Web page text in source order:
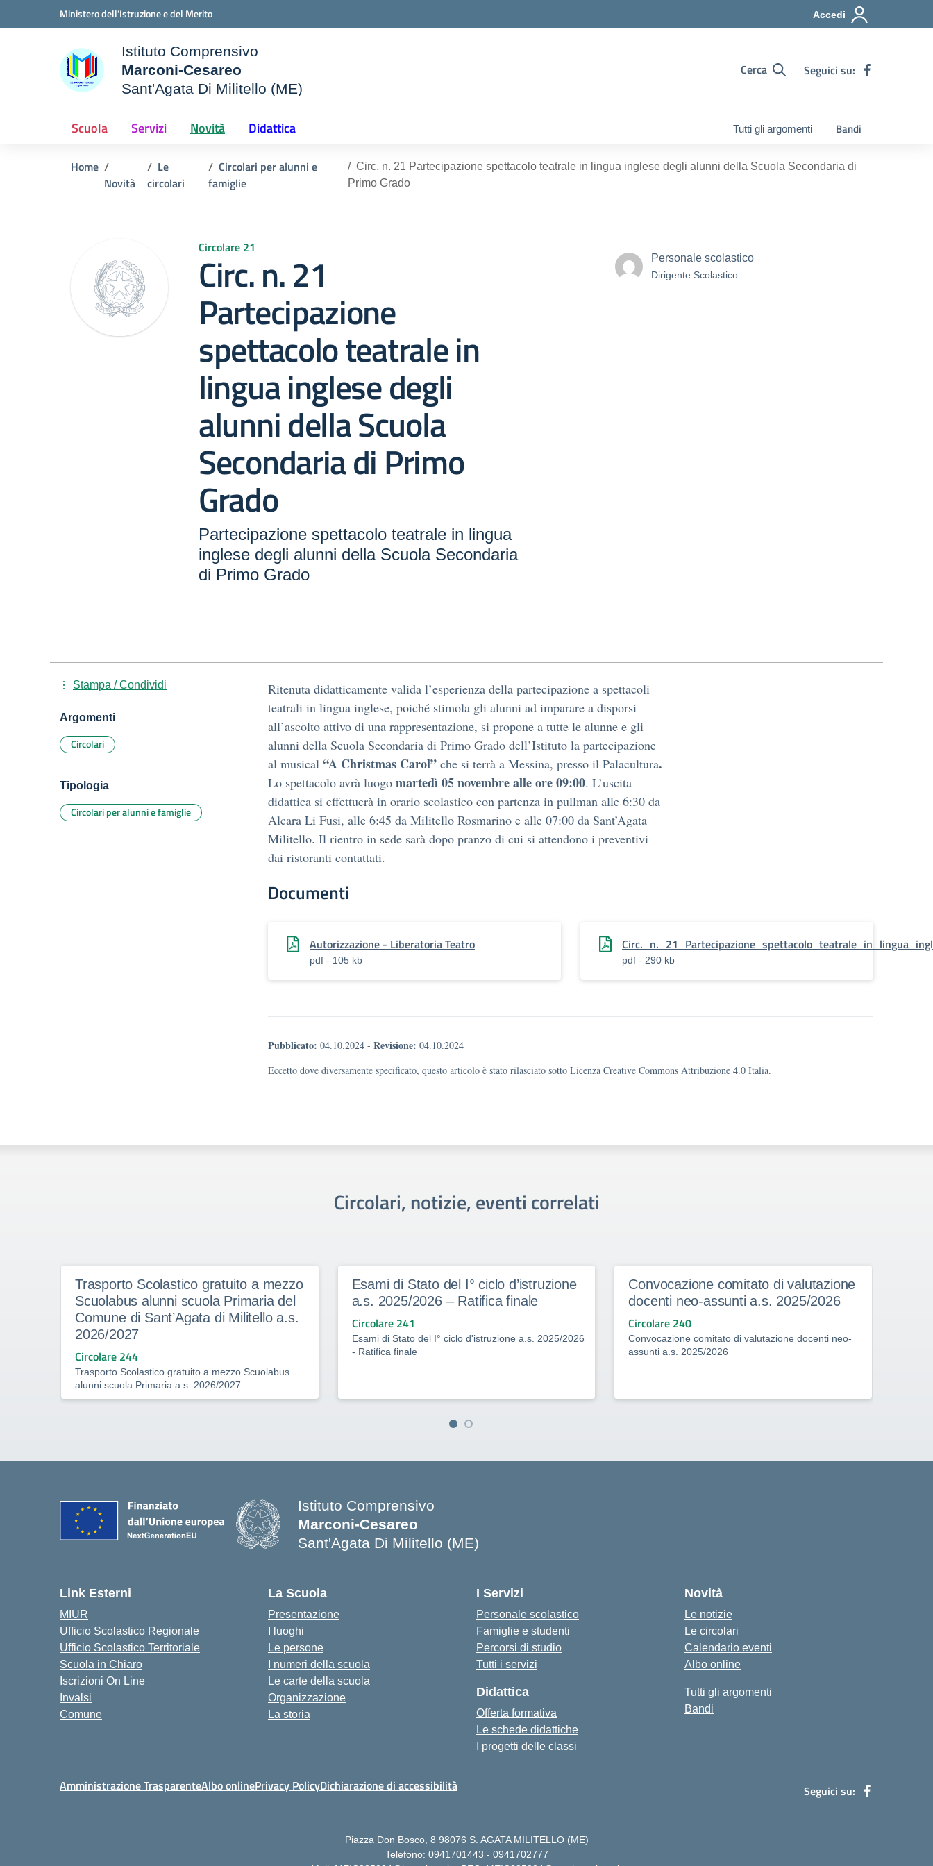
Ministero dell'Istruzione e del Merito Accedi
della scuola
Istituto Comprensivo
Marconi-Cesareo
Sant'Agata Di Militello (ME)
Cerca Seguici su:
Scuola Servizi Novità Didattica Tutti gli argomenti Bandi
Home
Novità
Le
circolari
Circolari per alunni e
famiglie
Circ. n. 21 Partecipazione spettacolo teatrale in lingua inglese degli alunni della Scuola Secondaria di
Primo Grado
Circolare 21
Circ. n. 21
Partecipazione
spettacolo teatrale in
lingua inglese degli
alunni della Scuola
Secondaria di Primo
Grado
Partecipazione spettacolo teatrale in lingua
inglese degli alunni della Scuola Secondaria
di Primo Grado
Personale scolastico
Dirigente Scolastico
Ritenuta didatticamente valida l’esperienza della partecipazione a spettacoli
teatrali in lingua inglese, poiché stimola gli alunni ad imparare a disporsi
all’ascolto attivo di una rappresentazione, si propone a tutte le alunne e gli
alunni della Scuola Secondaria di Primo Grado dell’Istituto la partecipazione
al musical “A Christmas Carol” che si terrà a Messina, presso il Palacultura.
Lo spettacolo avrà luogo martedì 05 novembre alle ore 09:00. L’uscita
didattica si effettuerà in orario scolastico con partenza in pullman alle 6:30 da
Alcara Li Fusi, alle 6:45 da Militello Rosmarino e alle 07:00 da Sant’Agata
Militello. Il rientro in sede sarà dopo pranzo di cui si attendono i preventivi
dai ristoranti contattati.
Documenti
Autorizzazione - Liberatoria Teatro
pdf - 105 kb pdf - 290 kb
Pubblicato: 04.10.2024 - Revisione: 04.10.2024
Eccetto dove diversamente specificato, questo articolo è stato rilasciato sotto Licenza Creative Commons Attribuzione 4.0 Italia.
Stampa / Condividi
Argomenti
Circolari
Tipologia
Circolari per alunni e famiglie
Circolari, notizie, eventi correlati
Trasporto Scolastico gratuito a mezzo
Scuolabus alunni scuola Primaria del
Comune di Sant’Agata di Militello a.s.
2026/2027
Circolare 244
Trasporto Scolastico gratuito a mezzo Scuolabus
alunni scuola Primaria a.s. 2026/2027
Esami di Stato del I° ciclo d’istruzione
a.s. 2025/2026 – Ratifica finale
Circolare 241
Esami di Stato del I° ciclo d'istruzione a.s. 2025/2026
- Ratifica finale
Convocazione comitato di valutazione
docenti neo-assunti a.s. 2025/2026
Circolare 240
Convocazione comitato di valutazione docenti neo-
assunti a.s. 2025/2026
Istituto Comprensivo
Marconi-Cesareo
Sant'Agata Di Militello (ME)
Link Esterni
MIUR
Ufficio Scolastico Regionale
Ufficio Scolastico Territoriale
Scuola in Chiaro
Iscrizioni On Line
Invalsi
Comune
La Scuola
Presentazione
I luoghi
Le persone
I numeri della scuola
Le carte della scuola
Organizzazione
La storia
I Servizi
Personale scolastico
Famiglie e studenti
Percorsi di studio
Tutti i servizi
Didattica
Offerta formativa
Le schede didattiche
I progetti delle classi
Novità
Le notizie
Le circolari
Calendario eventi
Albo online
Tutti gli argomenti
Bandi
Amministrazione TrasparenteAlbo onlinePrivacy PolicyDichiarazione di accessibilità Seguici su:
Piazza Don Bosco, 8 98076 S. AGATA MILITELLO (ME)
Telefono: 0941701443 - 0941702777